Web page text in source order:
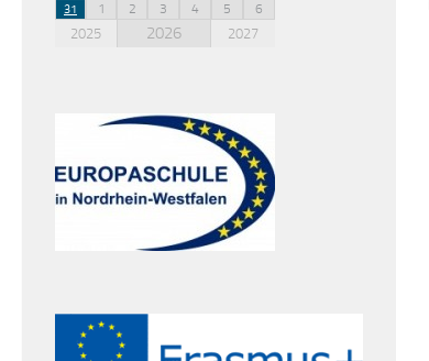
31
1 2 3 4 5 6
2025 2026 2027